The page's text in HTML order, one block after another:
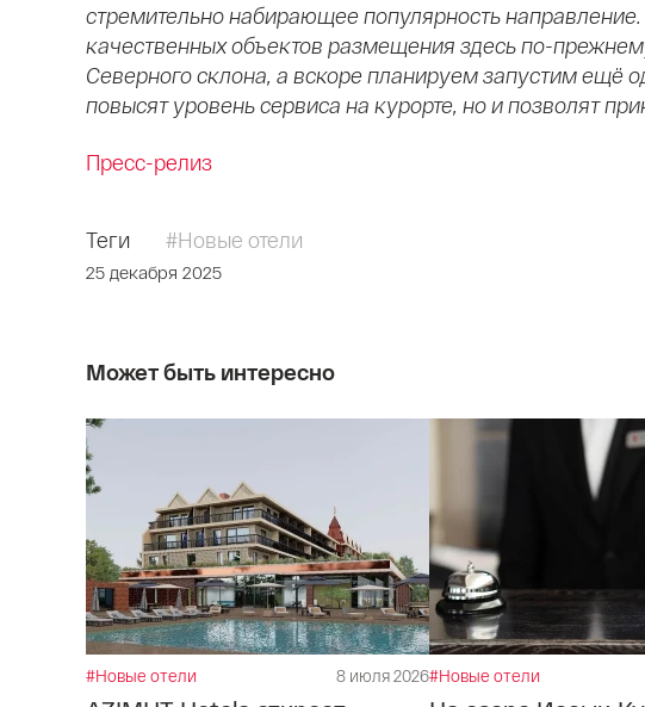
стремительно набирающее популярность
качественных объектов размещения здесь по-
Северного склона, а вскоре планируем запустим ещё
повысят уровень сервиса на курорте, но и позволят
Пресс-релиз
Теги #Новые отели
25 декабря 2025
Может быть интересно
#Новые отели 8 июля 2026#Новые отели